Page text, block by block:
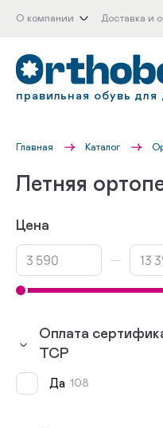
О компании Доставка и
правильная обувь для
Главная Каталог
Летняя
Цена
—
Оплата
ТСР
Да 108